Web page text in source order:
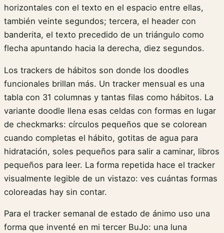
horizontales con el texto en el espacio entre ellas,
también veinte segundos; tercera, el header con
banderita, el texto precedido de un triángulo como
flecha apuntando hacia la derecha, diez segundos.
Los trackers de hábitos son donde los doodles
funcionales brillan más. Un tracker mensual es una
tabla con 31 columnas y tantas filas como hábitos. La
variante doodle llena esas celdas con formas en lugar
de checkmarks: círculos pequeños que se colorean
cuando completas el hábito, gotitas de agua para
hidratación, soles pequeños para salir a caminar, libros
pequeños para leer. La forma repetida hace el tracker
visualmente legible de un vistazo: ves cuántas formas
coloreadas hay sin contar.
Para el tracker semanal de estado de ánimo uso una
forma que inventé en mi tercer BuJo: una luna